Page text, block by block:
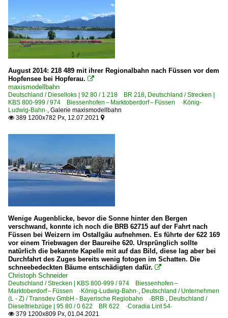
August 2014: 218 489 mit ihrer Regionalbahn nach Füssen vor dem
Hopfensee bei Hopferau. 
maxismodellbahn
Deutschland / Dieselloks | 92 80 / 1 218 BR 218, Deutschland / Strecken |
KBS 800-999 / 974 Biessenhofen – Marktoberdorf – Füssen ·König-
Ludwig-Bahn·, Galerie maxismodellbahn
 389 1200x782 Px, 12.07.2021 
Wenige Augenblicke, bevor die Sonne hinter den Bergen
verschwand, konnte ich noch die BRB 62715 auf der Fahrt nach
Füssen bei Weizern im Ostallgäu aufnehmen. Es führte der 622 169
vor einem Triebwagen der Baureihe 620. Ursprünglich sollte
natürlich die bekannte Kapelle mit auf das Bild, diese lag aber bei
Durchfahrt des Zuges bereits wenig fotogen im Schatten. Die
schneebedeckten Bäume entschädigten dafür. 
Christoph Schneider
Deutschland / Strecken | KBS 800-999 / 974 Biessenhofen –
Marktoberdorf – Füssen ·König-Ludwig-Bahn·, Deutschland / Unternehmen
(L - Z) / Transdev GmbH - Bayerische Regiobahn ·BRB·, Deutschland /
Dieseltriebzüge | 95 80 / 0 622 BR 622 ·Coradia Lint 54·
 379 1200x809 Px, 01.04.2021